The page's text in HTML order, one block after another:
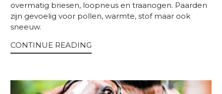
overmatig briesen, loopneus en traanogen. Paarden
zijn gevoelig voor pollen, warmte, stof maar ook
sneeuw.
CONTINUE READING